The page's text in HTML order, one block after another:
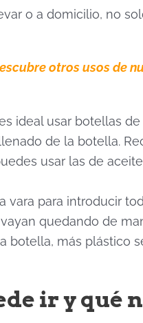
o a domicilio, no
otros usos de
ideal usar botellas
de la botella.
usar las de
vara para introducir
quedando de
botella, más plástico
ir y qué